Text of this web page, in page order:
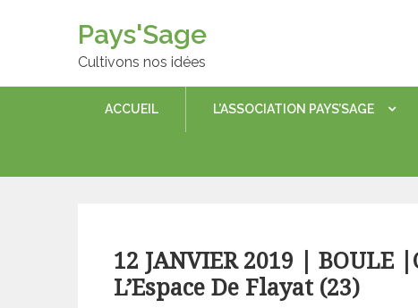
Pays'Sage
Cultivons nos idées
ACCUEIL L’ASSOCIATION PAYS’SAGE
12 JANVIER 2019 | BOULE
L’Espace De Flayat (23)